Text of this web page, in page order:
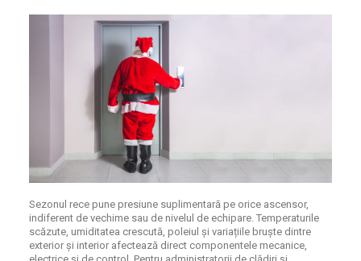
Sezonul rece pune presiune suplimentară pe orice ascensor,
indiferent de vechime sau de nivelul de echipare. Temperaturile
scăzute, umiditatea crescută, poleiul și variațiile bruște dintre
exterior și interior afectează direct componentele mecanice,